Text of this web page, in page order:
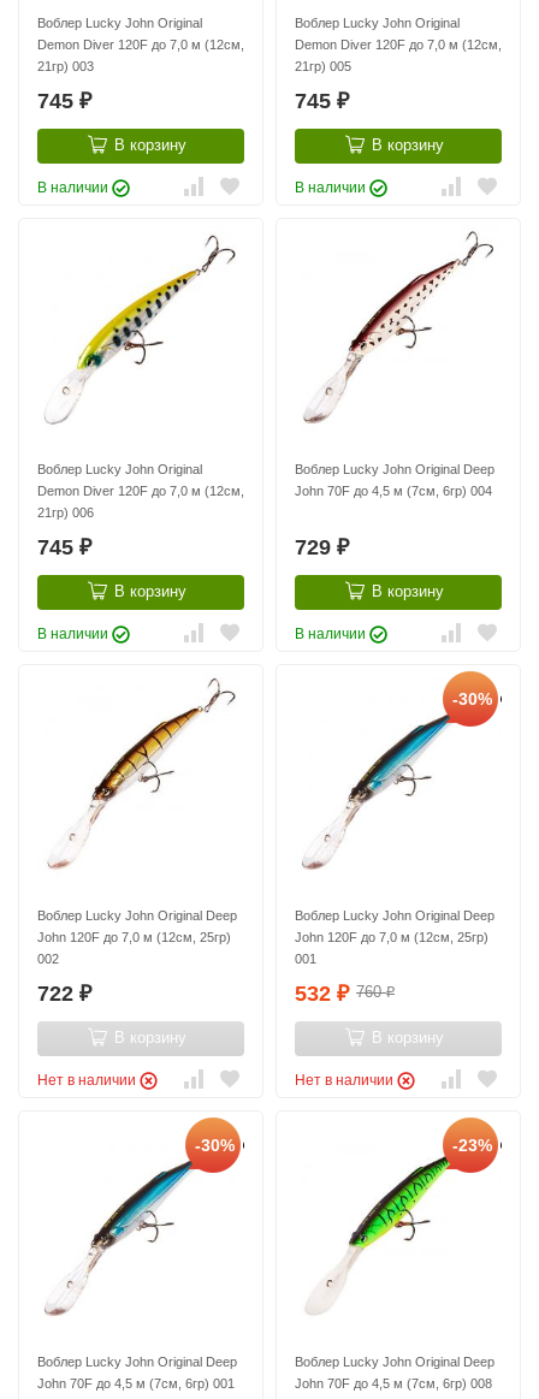
Воблер Lucky John Original
Demon Diver 120F до 7,0 м (12см,
21гр) 003
745 ₽
В корзину
В наличии
Воблер Lucky John Original
Demon Diver 120F до 7,0 м (12см,
21гр) 005
745 ₽
В корзину
В наличии
Воблер Lucky John Original
Demon Diver 120F до 7,0 м (12см,
21гр) 006
745 ₽
В корзину
В наличии
Воблер Lucky John Original Deep
John 70F до 4,5 м (7см, 6гр) 004
729 ₽
В корзину
В наличии
Воблер Lucky John Original Deep
John 120F до 7,0 м (12см, 25гр)
002
722 ₽
В корзину
Нет в наличии
-30%
Воблер Lucky John Original Deep
John 120F до 7,0 м (12см, 25гр)
001
532 ₽ 760₽
В корзину
Нет в наличии
-30%
Воблер Lucky John Original Deep
John 70F до 4,5 м (7см, 6гр) 001
-23%
Воблер Lucky John Original Deep
John 70F до 4,5 м (7см, 6гр) 008